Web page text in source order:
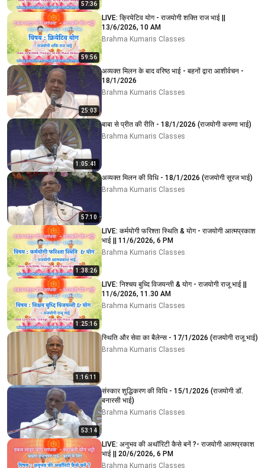
57:36
59:56
LIVE: क्रियेटिव योग - राजयोगी शक्ति राज भाई ||
13/6/2026, 10 AM
Brahma Kumaris Classes
25:03
अव्यक्त मिलन के बाद वरिष्ठ भाई - बहनों द्वारा आशीर्वचन -
18/1/2026
Brahma Kumaris Classes
1:05:41
बाबा से प्रीत की रीति - 18/1/2026 (राजयोगी करुणा भाई)
Brahma Kumaris Classes
57:10
अव्यक्त मिलन की विधि - 18/1/2026 (राजयोगी सूरज भाई)
Brahma Kumaris Classes
1:38:26
LIVE: कर्मयोगी फरिश्ता स्थिति & योग - राजयोगी आत्मप्रकाश
भाई || 11/6/2026, 6 PM
Brahma Kumaris Classes
1:25:16
LIVE: निश्चय बुध्दि विजयन्ती & योग - राजयोगी राजू भाई ||
11/6/2026, 11.30 AM
Brahma Kumaris Classes
1:16:11
स्थिति और सेवा का बैलेन्स - 17/1/2026 (राजयोगी राजू भाई)
Brahma Kumaris Classes
53:14
संस्कार शुद्धिकरण की विधि - 15/1/2026 (राजयोगी डॉ.
बनारसी भाई)
Brahma Kumaris Classes
LIVE: अनुभव की अथॉरिटी कैसे बनें ?- राजयोगी आत्मप्रकाश
भाई || 20/6/2026, 6 PM
Brahma Kumaris Classes